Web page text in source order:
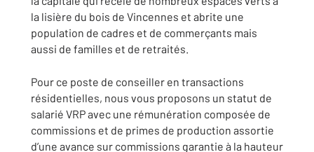
la lisière du bois de Vincennes et abrite une
population de cadres et de commerçants mais
aussi de familles et de retraités.
Pour ce poste de conseiller en transactions
résidentielles, nous vous proposons un statut de
salarié VRP avec une rémunération composée de
commissions et de primes de production assortie
d’une avance sur commissions garantie à la hauteur